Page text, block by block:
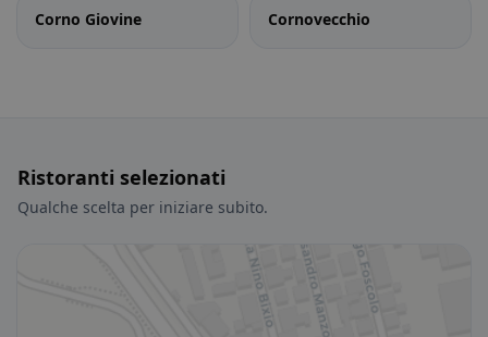
Corno Giovine Cornovecchio
Ristoranti selezionati
Qualche scelta per iniziare subito.